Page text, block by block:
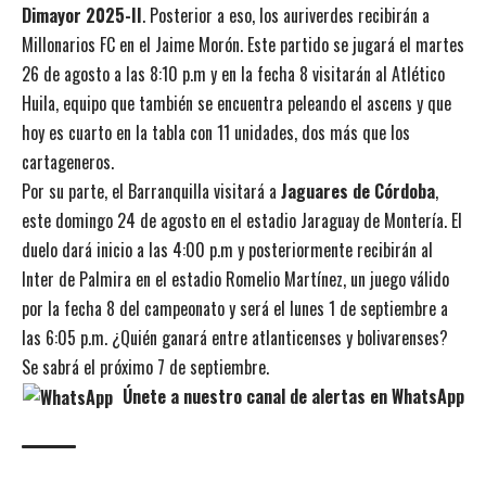
Dimayor 2025-II. Posterior a eso, los auriverdes recibirán a
Millonarios FC en el Jaime Morón. Este partido se jugará el martes
26 de agosto a las 8:10 p.m y en la fecha 8 visitarán al Atlético
Huila, equipo que también se encuentra peleando el ascens y que
hoy es cuarto en la tabla con 11 unidades, dos más que los
cartageneros.
Por su parte, el Barranquilla visitará a Jaguares de Córdoba,
este domingo 24 de agosto en el estadio Jaraguay de Montería. El
duelo dará inicio a las 4:00 p.m y posteriormente recibirán al
Inter de Palmira en el estadio Romelio Martínez, un juego válido
por la fecha 8 del campeonato y será el lunes 1 de septiembre a
las 6:05 p.m. ¿Quién ganará entre atlanticenses y bolivarenses?
Se sabrá el próximo 7 de septiembre.
Únete a nuestro canal de alertas en WhatsApp